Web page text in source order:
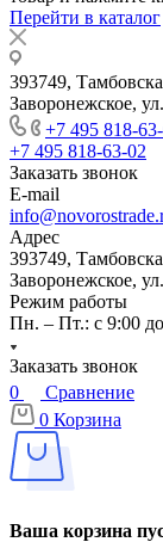
Перейти в каталог
393749,
Заворонежское,
+7 495 818-
+7 495 818-63-02
Заказать звонок
E-mail
Адрес
393749,
Заворонежское,
Режим работы
Пн. – Пт.: с 9:00
Заказать звонок
0
Сравнение
0 Корзина
Ваша корзина